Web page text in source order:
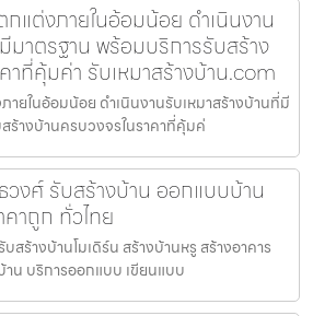
แต่งภายในอ้อมน้อย ดำเนินงาน
มาตรฐาน พร้อมบริการรับสร้าง
าที่คุ้มค่า รับเหมาสร้างบ้าน.com
ยในอ้อมน้อย ดำเนินงานรับเหมาสร้างบ้านที่มี
ร้างบ้านครบวงจรในราคาที่คุ้มค่
งศ์ รับสร้างบ้าน ออกแบบบ้าน
คาถูก ทั่วไทย
ร้างบ้านโมเดิร์น สร้างบ้านหรู สร้างอาคาร
าน บริการออกแบบ เขียนแบบ